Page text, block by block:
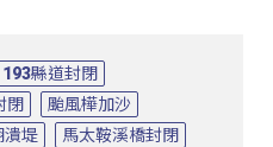
193縣道封閉
閉
颱風樺加沙
潰堤
馬太鞍溪橋封閉